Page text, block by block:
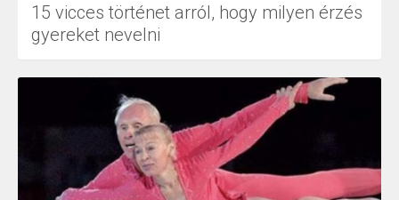
15 vicces történet arról, hogy milyen érzés
gyereket nevelni